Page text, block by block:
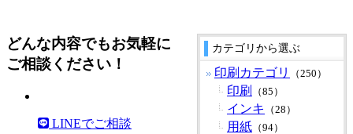
カテゴリから選ぶ
印刷カテゴリ （250）
印刷 （85）
インキ （28）
用紙 （94）
どんな内容でもお気軽に
ご相談ください！
LINEでご相談